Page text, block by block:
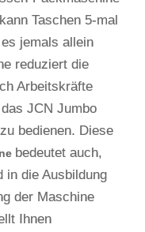
Taschen 5-mal
jemals allein
reduziert die
Arbeitskräfte
JCN Jumbo
bedienen. Diese
bedeutet auch,
in die Ausbildung
der Maschine
Ihnen